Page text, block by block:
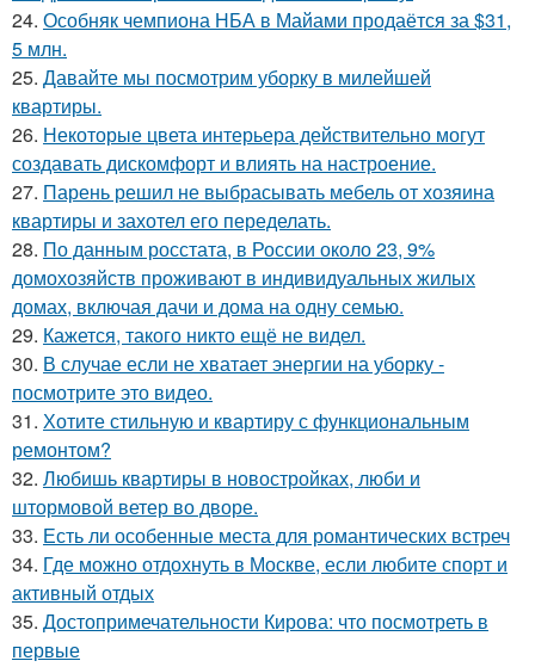
24. Особняк чемпиона НБА в Майами продаётся за $31,
5 млн.
25. Давайте мы посмотрим уборку в милейшей
квартиры.
26. Некоторые цвета интерьера действительно могут
создавать дискомфорт и влиять на настроение.
27. Парень решил не выбрасывать мебель от хозяина
квартиры и захотел его переделать.
28. По данным росстата, в России около 23, 9%
домохозяйств проживают в индивидуальных жилых
домах, включая дачи и дома на одну семью.
29. Кажется, такого никто ещё не видел.
30. В случае если не хватает энергии на уборку -
посмотрите это видео.
31. Хотите стильную и квартиру с функциональным
ремонтом?
32. Любишь квартиры в новостройках, люби и
штормовой ветер во дворе.
33. Есть ли особенные места для романтических встреч
34. Где можно отдохнуть в Москве, если любите спорт и
активный отдых
35. Достопримечательности Кирова: что посмотреть в
первые